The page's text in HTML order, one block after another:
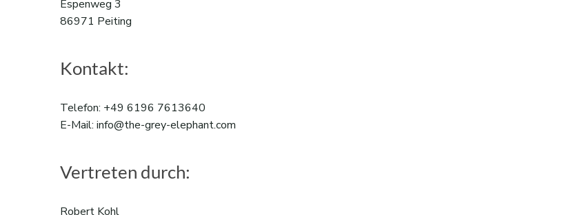
Espenweg 3
86971 Peiting
Kontakt:
Telefon: +49 6196 7613640
E-Mail: info@the-grey-elephant.com
Vertreten durch:
Robert Kohl